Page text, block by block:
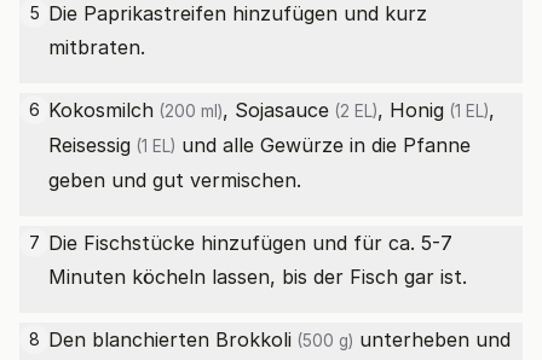
5 Die Paprikastreifen hinzufügen und kurz
mitbraten.
6 Kokosmilch (200 ml), Sojasauce (2 EL), Honig (1 EL),
Reisessig (1 EL) und alle Gewürze in die Pfanne
geben und gut vermischen.
7 Die Fischstücke hinzufügen und für ca. 5-7
Minuten köcheln lassen, bis der Fisch gar ist.
8 Den blanchierten Brokkoli (500 g) unterheben und